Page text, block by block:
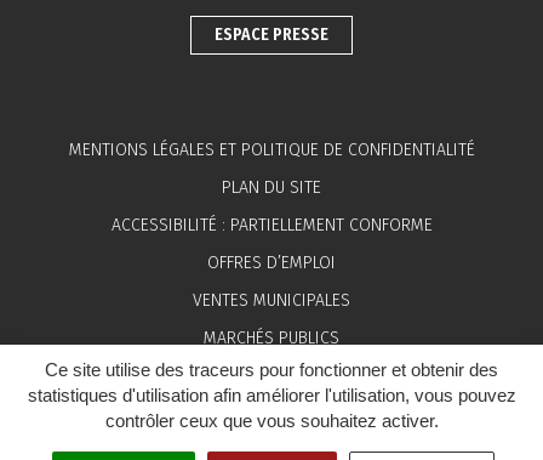
Ce site utilise des traceurs pour fonctionner et obtenir des
statistiques d'utilisation afin améliorer l'utilisation, vous pouvez
contrôler ceux que vous souhaitez activer.
ESPACE PRESSE
MENTIONS LÉGALES ET POLITIQUE DE CONFIDENTIALITÉ
PLAN DU SITE
ACCESSIBILITÉ : PARTIELLEMENT CONFORME
OFFRES D’EMPLOI
VENTES MUNICIPALES
MARCHÉS PUBLICS
ESPACE PRESSE